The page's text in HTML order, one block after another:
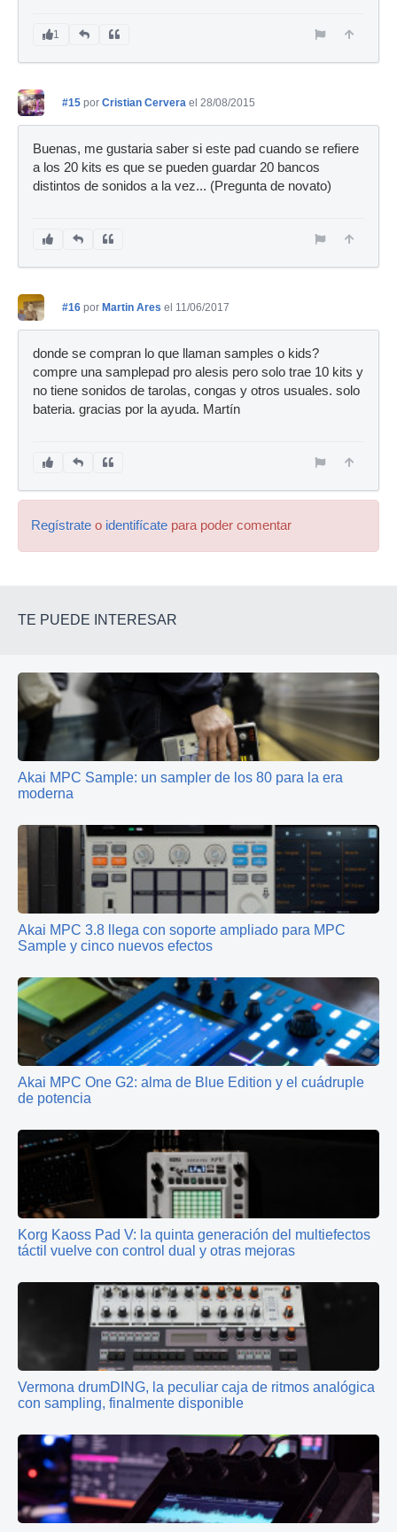
1
#15 por Cristian Cervera el 28/08/2015
Buenas, me gustaria saber si este pad cuando se refiere
a los 20 kits es que se pueden guardar 20 bancos
distintos de sonidos a la vez... (Pregunta de novato)
#16 por Martin Ares el 11/06/2017
donde se compran lo que llaman samples o kids?
compre una samplepad pro alesis pero solo trae 10 kits y
no tiene sonidos de tarolas, congas y otros usuales. solo
bateria. gracias por la ayuda. Martín
Regístrate o identifícate para poder comentar
TE PUEDE INTERESAR
Akai MPC Sample: un sampler de los 80 para la era
moderna
Akai MPC 3.8 llega con soporte ampliado para MPC
Sample y cinco nuevos efectos
Akai MPC One G2: alma de Blue Edition y el cuádruple
de potencia
Korg Kaoss Pad V: la quinta generación del multiefectos
táctil vuelve con control dual y otras mejoras
Vermona drumDING, la peculiar caja de ritmos analógica
con sampling, finalmente disponible